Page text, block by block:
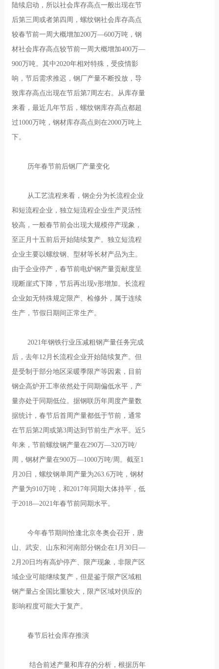
陆续启动，所以社会库存高点一般出现在节
后第三周或者第四周，螺纹钢社会库存高点
较春节前一周大概增加200万—600万吨，钢
材社会库存高点较节前一周大概增加400万—
900万吨。其中2020年相对特殊，受疫情影
响，节后需求推迟，钢厂产量不断投放，导
致库存高点出现在节后第7周左右。从库存量
来看，最近几年节后，螺纹钢库存高点都超
过1000万吨，钢材库存高点则在2000万吨上
下。
历年春节前后钢厂产量变化
从工艺流程来看，钢企分为长流程企业
和短流程企业，独立短流程企业生产灵活性
较高，一般春节前会出现大规模停产现象，
至正月十五前后开始陆续复产。独立短流程
企业主要以螺纹钢、型材等长材产品为主。
由于企业停产，春节前电炉钢产量贡献度呈
现断崖式下降，节后再出现v形增加。长流程
企业如无特殊规定限产、检修外，属于连续
生产，节假日期间正常生产。
2021年钢铁行业压减粗钢产量任务完成
后，去年12月长流程企业开始陆续复产。但
是受制于部分地区采暖季限产等因素，目前
钢企高炉开工率依然处于同期偏低水平，产
量亦处于同期低位。据钢联历年周度产量数
据统计，春节后首周产量都低于节前，通常
在节后第2周或第3周达到节前生产水平。近5
年来，节前螺纹钢产量在290万—320万吨/
周，钢材产量在900万—1000万吨/周。截至1
月20日，螺纹钢单周产量为263.6万吨，钢材
产量为910万吨，和2017年同期大体持平，低
于2018—2021年春节前同期水平。
今年春节期间恰逢北京冬奥会召开，唐
山、武安、山东和河南部分钢企在1月30日—
2月20日均有高炉停产、限产现象，非限产区
域企业可能继续复产，但是鉴于限产区域粗
钢产量占全国比重较大，限产区域对供应的
影响程度可能大于复产。
春节后社会库存推演
结合前述产量和库存的分析，根据历年